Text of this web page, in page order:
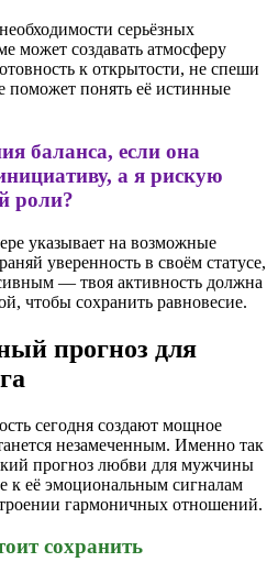
серьёзных
может создавать атмосферу
к открытости, не спеши
понять её истинные
баланса, если она
а я рискую
роли?
указывает на возможные
уверенность в своём статусе,
— твоя активность должна
чтобы сохранить равновесие.
прогноз для
сегодня создают мощное
незамеченным. Именно так
прогноз любви для мужчины
к её эмоциональным сигналам
гармоничных отношений.
сохранить